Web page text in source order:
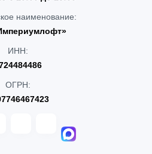
наименование:
ИНН:
ОГРН: